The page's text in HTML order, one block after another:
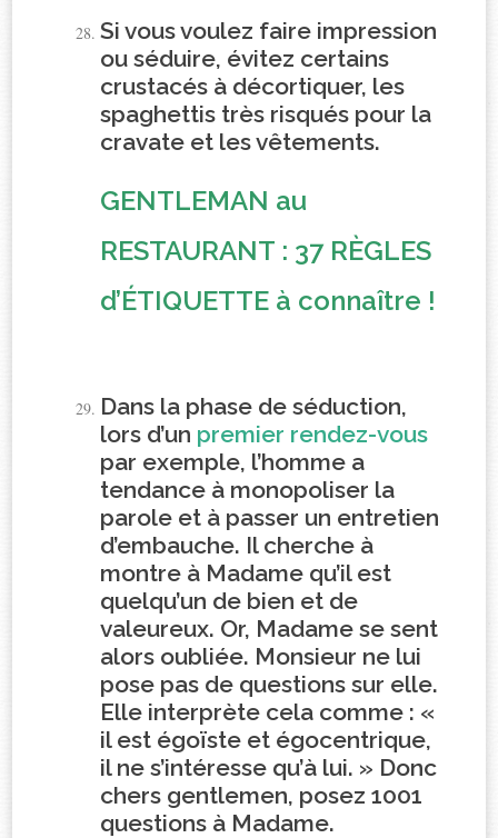
Si vous voulez faire impression
ou séduire, évitez certains
crustacés à décortiquer, les
spaghettis très risqués pour la
cravate et les vêtements.
GENTLEMAN au
RESTAURANT : 37 RÈGLES
d’ÉTIQUETTE à connaître !
Dans la phase de séduction,
lors d’un premier rendez-vous
par exemple, l’homme a
tendance à monopoliser la
parole et à passer un entretien
d’embauche. Il cherche à
montre à Madame qu’il est
quelqu’un de bien et de
valeureux. Or, Madame se sent
alors oubliée. Monsieur ne lui
pose pas de questions sur elle.
Elle interprète cela comme : «
il est égoïste et égocentrique,
il ne s’intéresse qu’à lui. » Donc
chers gentlemen, posez 1001
questions à Madame.